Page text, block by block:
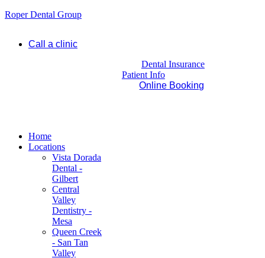
Roper Dental Group
Call a clinic
Dental Insurance
Patient Info
Online Booking
Home
Locations
Vista Dorada
Dental -
Gilbert
Central
Valley
Dentistry -
Mesa
Queen Creek
- San Tan
Valley